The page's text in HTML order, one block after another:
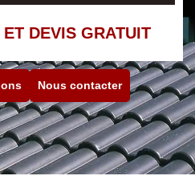
DEVIS GRATUIT
Nous contacter